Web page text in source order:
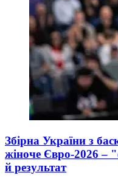
Збірна України з
жіноче Євро-2026 –
й результат